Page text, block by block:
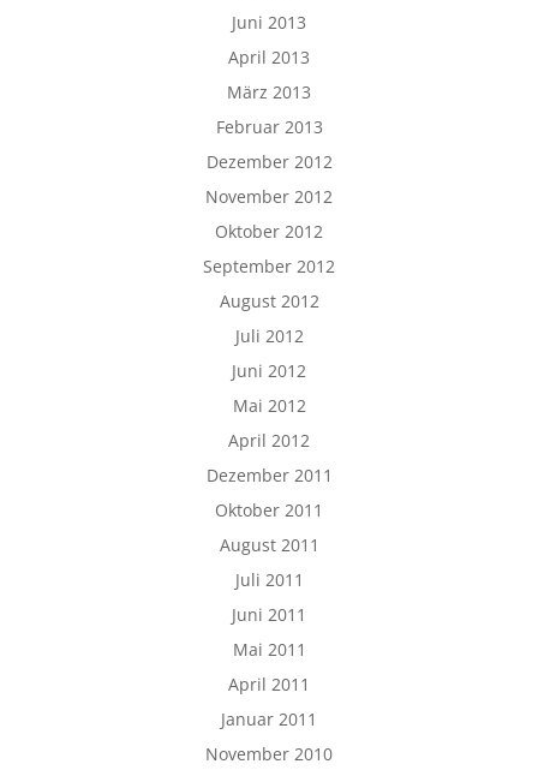
Juni 2013
April 2013
März 2013
Februar 2013
Dezember 2012
November 2012
Oktober 2012
September 2012
August 2012
Juli 2012
Juni 2012
Mai 2012
April 2012
Dezember 2011
Oktober 2011
August 2011
Juli 2011
Juni 2011
Mai 2011
April 2011
Januar 2011
November 2010